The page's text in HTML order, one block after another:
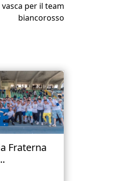
per il team
biancorosso
Fraterna